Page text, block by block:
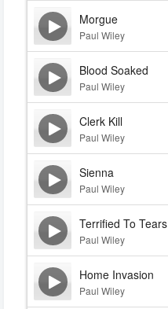
Morgue
Paul Wiley
Blood Soaked
Paul Wiley
Clerk Kill
Paul Wiley
Sienna
Paul Wiley
Terrified To Tears
Paul Wiley
Home Invasion
Paul Wiley